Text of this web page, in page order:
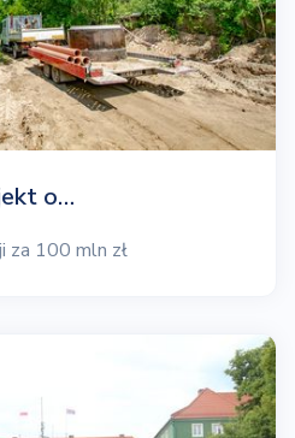
o…
za 100 mln zł